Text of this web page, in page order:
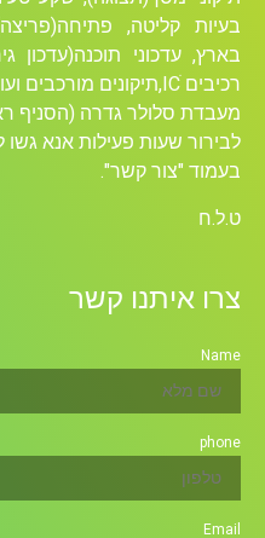
בעיות קליטה,
בארץ, עדכוני תוכנה(עדכון
רכיבים ICׁ,תיקונים מורכבים ועוד….
מעבדת סלולר גדרה (הסניף
לבירור שעות פעילות אנא גשו
בעמוד "צור קשר".
ט.ל.ח
צרו איתנו קשר
Name
phone
Email